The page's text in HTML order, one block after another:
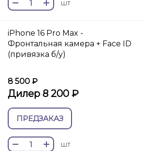
шт
iPhone 16 Pro Max -
Фронтальная камера + Face ID
(привязка б/у)
8 500 ₽
Дилер 8 200 ₽
ПРЕДЗАКАЗ
шт